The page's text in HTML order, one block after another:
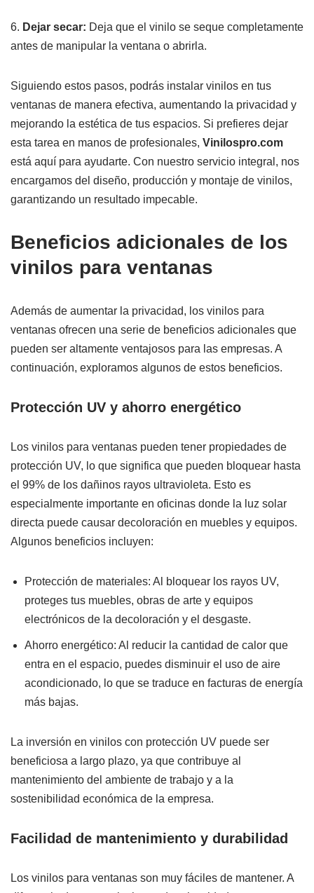
6. Dejar secar: Deja que el vinilo se seque completamente
antes de manipular la ventana o abrirla.
Siguiendo estos pasos, podrás instalar vinilos en tus
ventanas de manera efectiva, aumentando la privacidad y
mejorando la estética de tus espacios. Si prefieres dejar
esta tarea en manos de profesionales, Vinilospro.com
está aquí para ayudarte. Con nuestro servicio integral, nos
encargamos del diseño, producción y montaje de vinilos,
garantizando un resultado impecable.
Beneficios adicionales de los
vinilos para ventanas
Además de aumentar la privacidad, los vinilos para
ventanas ofrecen una serie de beneficios adicionales que
pueden ser altamente ventajosos para las empresas. A
continuación, exploramos algunos de estos beneficios.
Protección UV y ahorro energético
Los vinilos para ventanas pueden tener propiedades de
protección UV, lo que significa que pueden bloquear hasta
el 99% de los dañinos rayos ultravioleta. Esto es
especialmente importante en oficinas donde la luz solar
directa puede causar decoloración en muebles y equipos.
Algunos beneficios incluyen:
Protección de materiales: Al bloquear los rayos UV,
proteges tus muebles, obras de arte y equipos
electrónicos de la decoloración y el desgaste.
Ahorro energético: Al reducir la cantidad de calor que
entra en el espacio, puedes disminuir el uso de aire
acondicionado, lo que se traduce en facturas de energía
más bajas.
La inversión en vinilos con protección UV puede ser
beneficiosa a largo plazo, ya que contribuye al
mantenimiento del ambiente de trabajo y a la
sostenibilidad económica de la empresa.
Facilidad de mantenimiento y durabilidad
Los vinilos para ventanas son muy fáciles de mantener. A